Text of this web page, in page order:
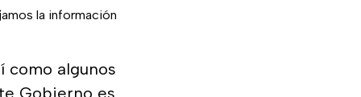
la información
como algunos
Gobierno es